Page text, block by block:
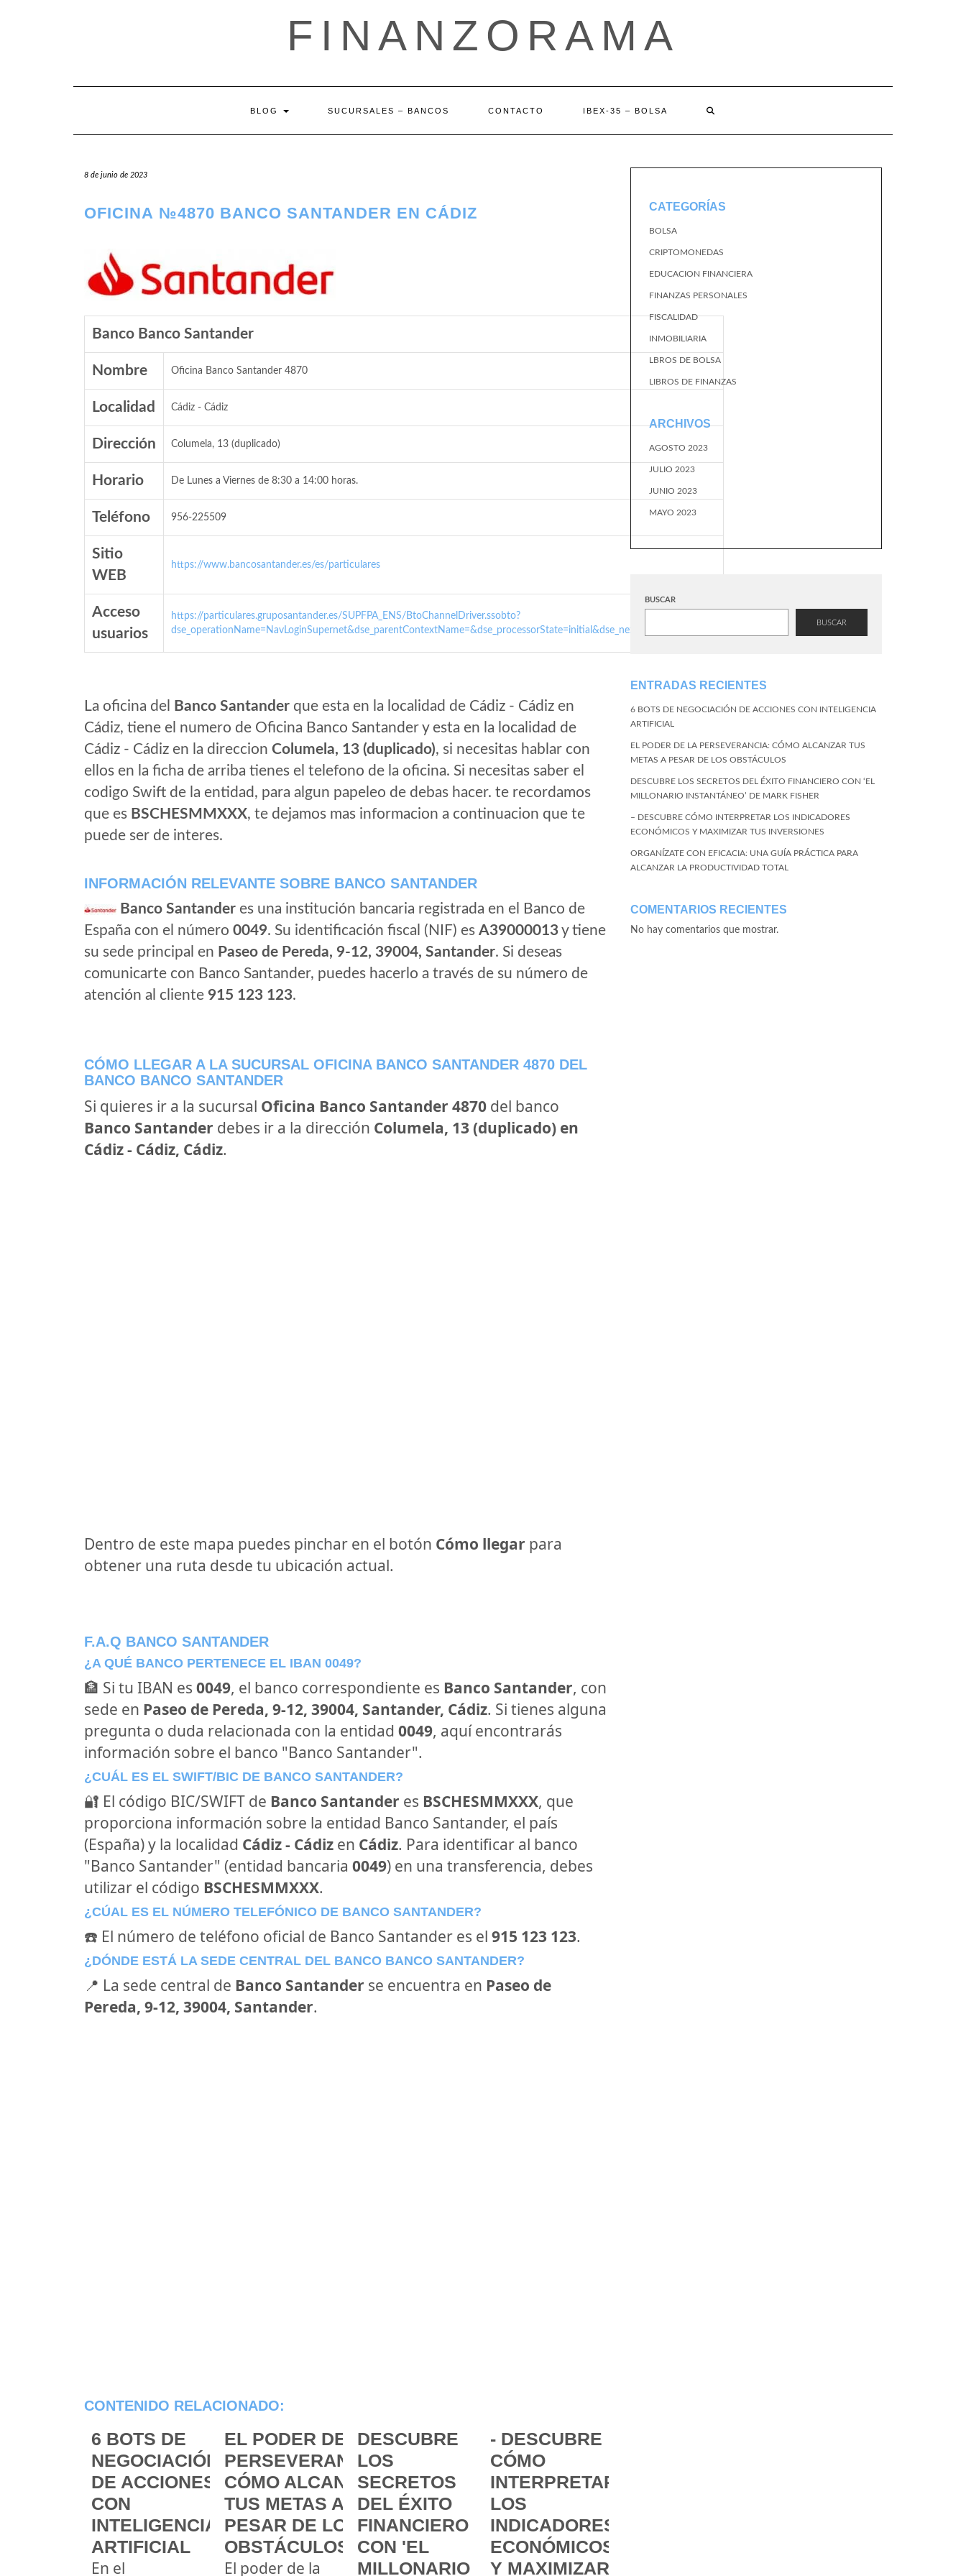
FINANZORAMA
BLOG SUCURSALES – BANCOS CONTACTO IBEX-35 – BOLSA
8 de junio de 2023
OFICINA №4870 BANCO SANTANDER EN CÁDIZ
Banco Banco Santander
Nombre Oficina Banco Santander 4870
Localidad Cádiz - Cádiz
Dirección Columela, 13 (duplicado)
Horario De Lunes a Viernes de 8:30 a 14:00 horas.
Teléfono 956-225509
Sitio
WEB
https://www.bancosantander.es/es/particulares
Acceso
usuarios
https://particulares.gruposantander.es/SUPFPA_ENS/BtoChannelDriver.ssobto?
dse_operationName=NavLoginSupernet&dse_parentContextName=&dse_processorState=initial&dse_nextEventName=start
La oficina del Banco Santander que esta en la localidad de Cádiz - Cádiz en
Cádiz, tiene el numero de Oficina Banco Santander y esta en la localidad de
Cádiz - Cádiz en la direccion Columela, 13 (duplicado), si necesitas hablar con
ellos en la ficha de arriba tienes el telefono de la oficina. Si necesitas saber el
codigo Swift de la entidad, para algun papeleo de debas hacer. te recordamos
que es BSCHESMMXXX, te dejamos mas informacion a continuacion que te
puede ser de interes.
INFORMACIÓN RELEVANTE SOBRE BANCO SANTANDER
Banco Santander es una institución bancaria registrada en el Banco de
España con el número 0049. Su identificación fiscal (NIF) es A39000013y tiene
su sede principal en Paseo de Pereda, 9-12, 39004, Santander. Si deseas
comunicarte con Banco Santander, puedes hacerlo a través de su número de
atención al cliente 915 123 123.
CÓMO LLEGAR A LA SUCURSAL OFICINA BANCO SANTANDER 4870 DEL
BANCO BANCO SANTANDER
Si quieres ir a la sucursal Oficina Banco Santander 4870 del banco
Banco Santander debes ir a la dirección Columela, 13 (duplicado) en
Cádiz - Cádiz, Cádiz.
Dentro de este mapa puedes pinchar en el botón Cómo llegar para
obtener una ruta desde tu ubicación actual.
F.A.Q BANCO SANTANDER
¿A QUÉ BANCO PERTENECE EL IBAN 0049?
🏦 Si tu IBAN es 0049, el banco correspondiente es Banco Santander, con
sede en Paseo de Pereda, 9-12, 39004, Santander, Cádiz. Si tienes alguna
pregunta o duda relacionada con la entidad 0049, aquí encontrarás
información sobre el banco "Banco Santander".
¿CUÁL ES EL SWIFT/BIC DE BANCO SANTANDER?
🔐 El código BIC/SWIFT de Banco Santander es BSCHESMMXXX, que
proporciona información sobre la entidad Banco Santander, el país
(España) y la localidad Cádiz - Cádiz en Cádiz. Para identificar al banco
"Banco Santander" (entidad bancaria 0049) en una transferencia, debes
utilizar el código BSCHESMMXXX.
¿CÚAL ES EL NÚMERO TELEFÓNICO DE BANCO SANTANDER?
☎️ El número de teléfono oficial de Banco Santander es el 915 123 123.
¿DÓNDE ESTÁ LA SEDE CENTRAL DEL BANCO BANCO SANTANDER?
📍 La sede central de Banco Santander se encuentra en Paseo de
Pereda, 9-12, 39004, Santander.
CONTENIDO RELACIONADO:
6 BOTS DE
NEGOCIACIÓN
DE ACCIONES
CON
INTELIGENCIA
ARTIFICIAL
En el
EL PODER DE LA
PERSEVERANCIA:
CÓMO ALCANZAR
TUS METAS A
PESAR DE LOS
OBSTÁCULOS
El poder de la
DESCUBRE
LOS
SECRETOS
DEL ÉXITO
FINANCIERO
CON 'EL
MILLONARIO
- DESCUBRE
CÓMO
INTERPRETAR
LOS
INDICADORES
ECONÓMICOS
Y MAXIMIZAR
CATEGORÍAS
BOLSA
CRIPTOMONEDAS
EDUCACION FINANCIERA
FINANZAS PERSONALES
FISCALIDAD
INMOBILIARIA
LBROS DE BOLSA
LIBROS DE FINANZAS
ARCHIVOS
AGOSTO 2023
JULIO 2023
JUNIO 2023
MAYO 2023
BUSCAR
BUSCAR
ENTRADAS RECIENTES
6 BOTS DE NEGOCIACIÓN DE ACCIONES CON INTELIGENCIA
ARTIFICIAL
EL PODER DE LA PERSEVERANCIA: CÓMO ALCANZAR TUS
METAS A PESAR DE LOS OBSTÁCULOS
DESCUBRE LOS SECRETOS DEL ÉXITO FINANCIERO CON ‘EL
MILLONARIO INSTANTÁNEO’ DE MARK FISHER
– DESCUBRE CÓMO INTERPRETAR LOS INDICADORES
ECONÓMICOS Y MAXIMIZAR TUS INVERSIONES
ORGANÍZATE CON EFICACIA: UNA GUÍA PRÁCTICA PARA
ALCANZAR LA PRODUCTIVIDAD TOTAL
COMENTARIOS RECIENTES
No hay comentarios que mostrar.